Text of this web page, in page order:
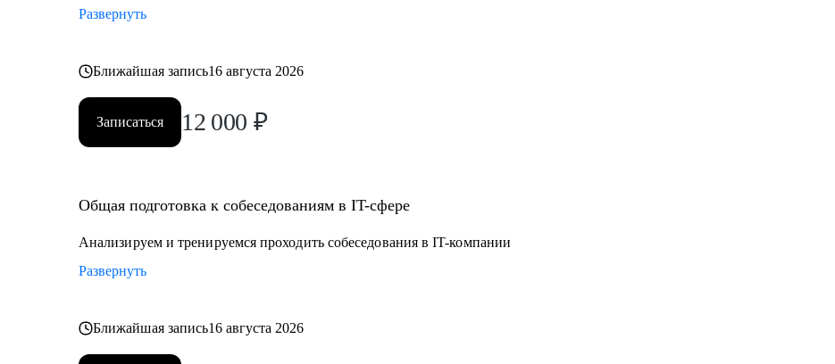
Развернуть
Ближайшая запись16 августа 2026
Записаться 12 000 ₽
Общая подготовка к собеседованиям в IT-сфере
Анализируем и тренируемся проходить собеседования в IT-компании
Развернуть
Ближайшая запись16 августа 2026